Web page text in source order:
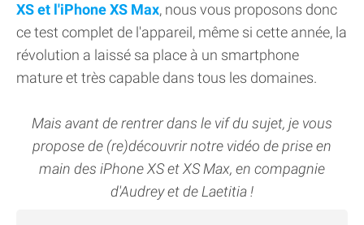
XS et l'iPhone XS Max, nous vous proposons donc
ce test complet de l'appareil, même si cette année, la
révolution a laissé sa place à un smartphone
mature et très capable dans tous les domaines.
Mais avant de rentrer dans le vif du sujet, je vous
propose de (re)découvrir notre vidéo de prise en
main des iPhone XS et XS Max, en compagnie
d'Audrey et de Laetitia !